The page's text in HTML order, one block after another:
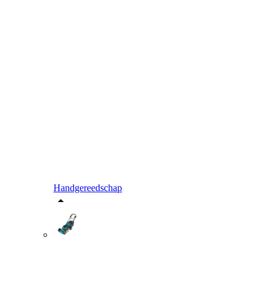
Handgereedschap